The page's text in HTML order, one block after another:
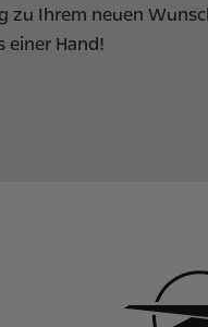
zu Ihrem neuen
einer Hand!